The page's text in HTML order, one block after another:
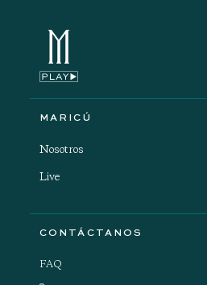
MARICÚ
Nosotros
Live
CONTÁCTANOS
FAQ